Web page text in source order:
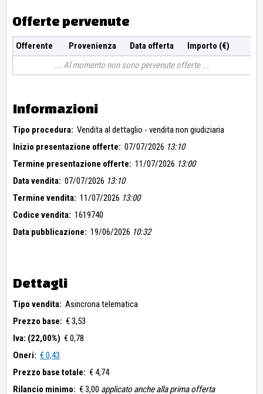
Offerte pervenute
Offerente Provenienza Data offerta
Importo (€)
Al momento non sono pervenute offerte
Informazioni
Tipo procedura: Vendita al dettaglio - vendita non giudiziaria
Inizio presentazione offerte: 07/07/2026 13:10
Termine presentazione offerte: 11/07/2026 13:00
Data vendita: 07/07/2026 13:10
Termine vendita: 11/07/2026 13:00
Codice vendita: 1619740
Data pubblicazione: 19/06/2026 10:32
Dettagli
Tipo vendita: Asincrona telematica
Prezzo base: € 3,53
Iva: (22,00%) € 0,78
Oneri: € 0,43
Prezzo base totale: € 4,74
Rilancio minimo: € 3,00 applicato anche alla prima offerta